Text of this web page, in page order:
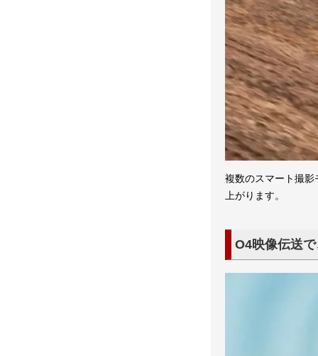
複数のスマート撮
上がります。
O4映像伝送